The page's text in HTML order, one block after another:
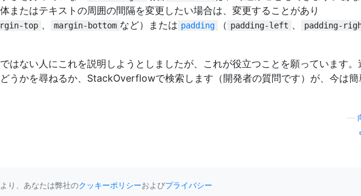
またはテキストの周囲の間隔を変更したい場合は、変更することがあり
top margin-bottom など）または padding （ padding-left padding-
はない人にこれを説明しようとしましたが、これが役立つことを願っています。
うかを尋ねるか、StackOverflowで検索します（開発者の質問です）が、今は簡
り、あなたは弊社のクッキーポリシーおよびプライバシー